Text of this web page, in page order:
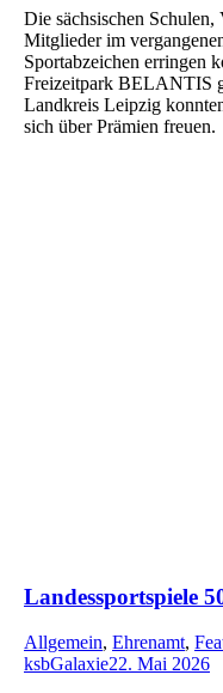
Die sächsischen
Mitglieder im
Sportabzeichen erringen
Freizeitpark BELANTIS
Landkreis Leipzig
sich über Prämien freuen.
Landessportspiele
Allgemein, Ehrenamt,
ksbGalaxie22. Mai 2026